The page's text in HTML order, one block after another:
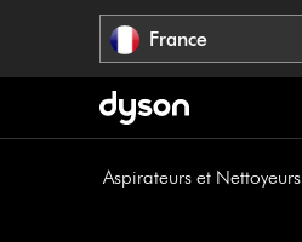
France
Aspirateurs et Nettoyeurs